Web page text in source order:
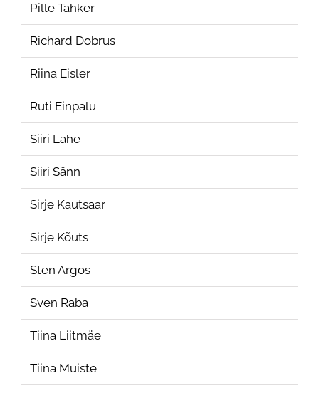
Pille Tahker
Richard Dobrus
Riina Eisler
Ruti Einpalu
Siiri Lahe
Siiri Sänn
Sirje Kautsaar
Sirje Kõuts
Sten Argos
Sven Raba
Tiina Liitmäe
Tiina Muiste